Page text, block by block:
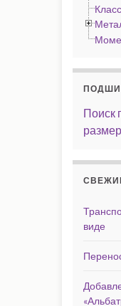
Поиск
виде